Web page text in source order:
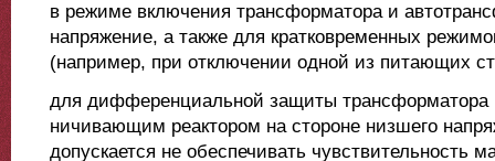
в режиме включения трансформатора и
напряжение, а также для кратковременных
(например, при отключении одной из питающих
для дифференциальной защиты трансформатора
ничивающим реактором на стороне низшего
допускается не обеспечивать чувствительность